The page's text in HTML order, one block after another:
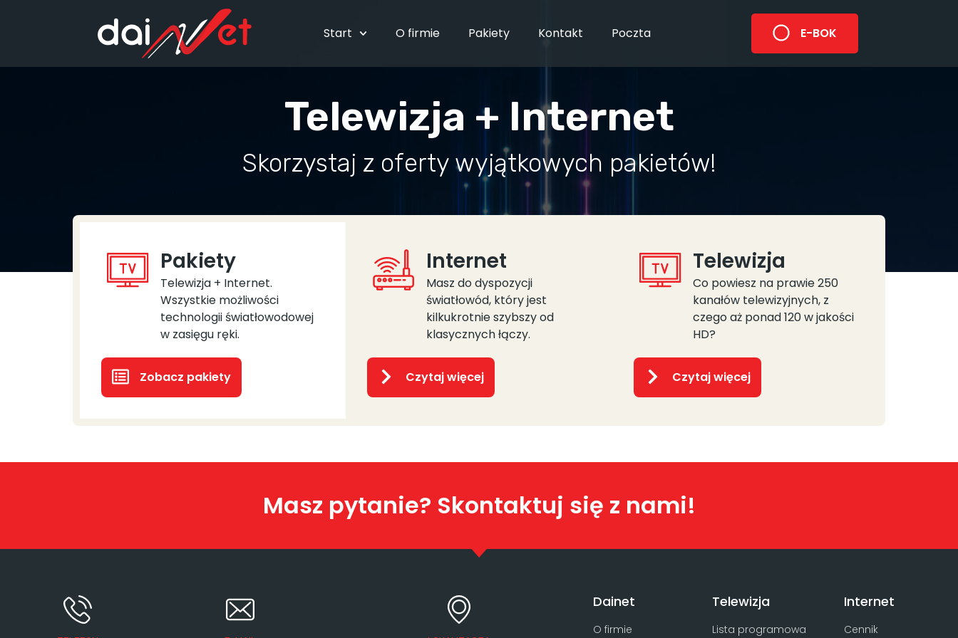
Start O firmie Pakiety Kontakt Poczta E-BOK
Telewizja + Internet
Skorzystaj z oferty wyjątkowych pakietów!
Pakiety
Telewizja + Internet.
Wszystkie możliwości
technologii światłowodowej
w zasięgu ręki.
Zobacz pakiety
Internet
Masz do dyspozycji
światłowód, który jest
kilkukrotnie szybszy od
klasycznych łączy.
Czytaj więcej
Telewizja
Co powiesz na prawie 250
kanałów telewizyjnych, z
czego aż ponad 120 w jakości
HD?
Czytaj więcej
Masz pytanie? Skontaktuj się z nami!
Dainet
O firmie
Telewizja
Lista programowa
Internet
Cennik